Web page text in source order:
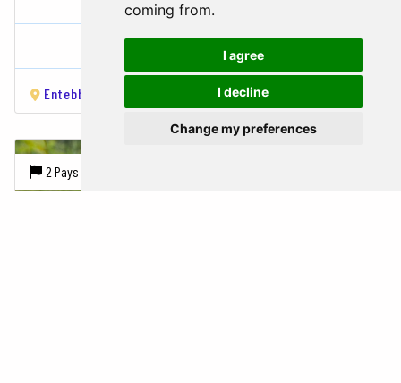
coming from.
I agree
I decline
Change my preferences
Ouganda
Entebbe Murchison Falls National Park
2 Pays |